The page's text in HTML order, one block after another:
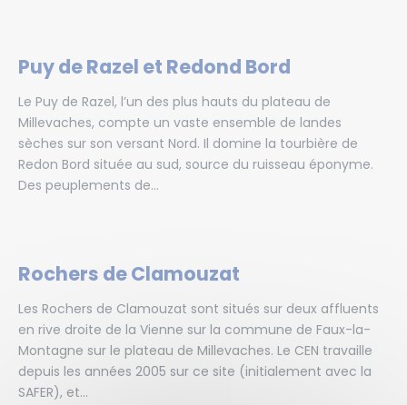
Puy de Razel et Redond Bord
Le Puy de Razel, l’un des plus hauts du plateau de
Millevaches, compte un vaste ensemble de landes
sèches sur son versant Nord. Il domine la tourbière de
Redon Bord située au sud, source du ruisseau éponyme.
Des peuplements de...
Rochers de Clamouzat
Les Rochers de Clamouzat sont situés sur deux affluents
en rive droite de la Vienne sur la commune de Faux-la-
Montagne sur le plateau de Millevaches. Le CEN travaille
depuis les années 2005 sur ce site (initialement avec la
SAFER), et...